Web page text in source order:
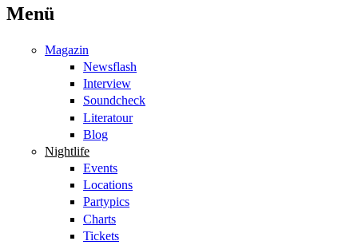
Menü
Magazin
Newsflash
Interview
Soundcheck
Literatour
Blog
Nightlife
Events
Locations
Partypics
Charts
Tickets